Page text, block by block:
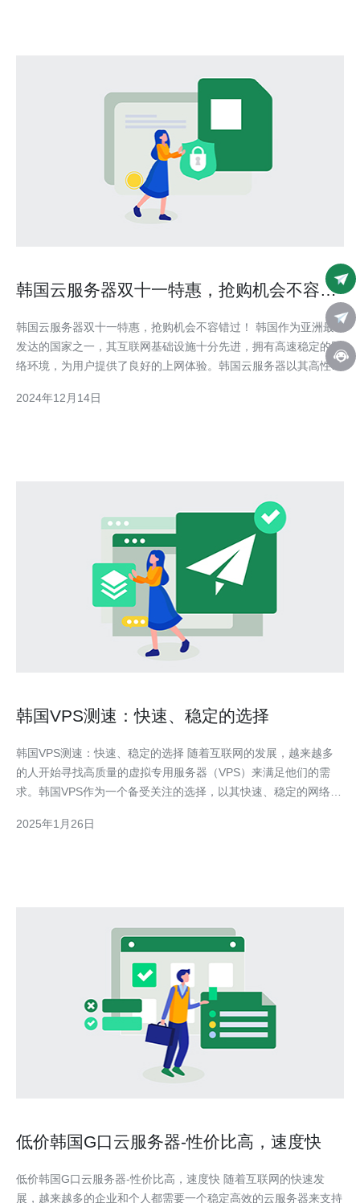
韩国云服务器双十一特惠，抢购机会不容错
韩国云服务器双十一特惠，抢购机会不容错过！ 韩国作为亚洲最
发达的国家之一，其互联网基础设施十分先进，拥有高速稳定的网
络环境，为用户提供了良好的上网体验。韩国云服务器以其高性
狂欢节，各大电商平台纷纷推出折扣促销活动。韩国云服务器也不
2024年12月14日
韩国VPS测速：快速、稳定的选择
韩国VPS测速：快速、稳定的选择 随着互联网的发展，越来越多
的人开始寻找高质量的虚拟专用服务器（VPS）来满足他们的需
求。韩国VPS作为一个备受关注的选择，以其快速、稳定的网络连
提供一个全面了解韩国VPS的基础。
2025年1月26日
低价韩国G口云服务器-性价比高，速度快
低价韩国G口云服务器-性价比高，速度快 随着互联网的快速发
展，越来越多的企业和个人都需要一个稳定高效的云服务器来支持